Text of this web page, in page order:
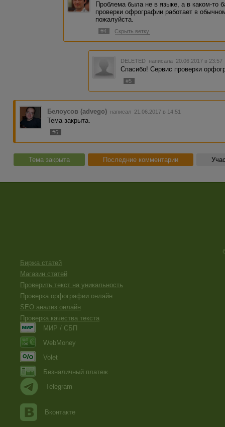
Проблема была не в языке, а в каком-то
проверки офрографии работает в
пожалуйста.
#4 Скрыть ветку
DELETED написала 20.06.2017 в
Спасибо! Сервис проверки
#5
Белоусов (advego) написал 21.06.2017 в 14:51
Тема закрыта.
#6
Тема закрыта Последние комментарии
Биржа статей
Магазин статей
Проверить текст на уникальность
Проверка орфографии онлайн
SEO анализ онлайн
Проверка качества текста
МИР / СБП
WebMoney
Volet
Безналичный платеж
Telegram
Вконтакте